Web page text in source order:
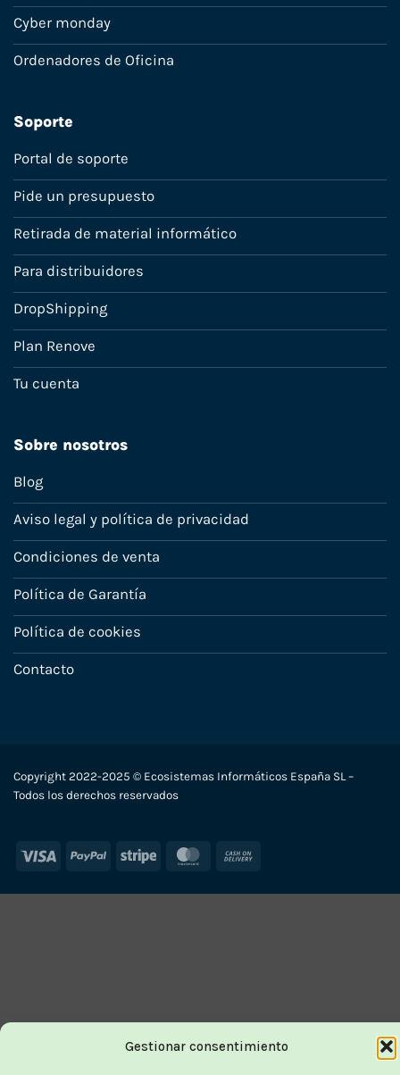
Gestionar consentimiento
Cyber monday
Ordenadores de Oficina
Soporte
Portal de soporte
Pide un presupuesto
Retirada de material informático
Para distribuidores
DropShipping
Plan Renove
Tu cuenta
Sobre nosotros
Blog
Aviso legal y política de privacidad
Condiciones de venta
Política de Garantía
Política de cookies
Contacto
Copyright 2022-2025 © Ecosistemas Informáticos España SL –
Todos los derechos reservados
Visa PayPal Stripe MasterCard